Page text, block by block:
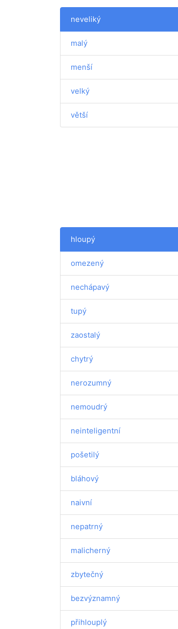
neveliký
malý
menší
velký
větší
hloupý
omezený
nechápavý
tupý
zaostalý
chytrý
nerozumný
nemoudrý
neinteligentní
pošetilý
bláhový
naivní
nepatrný
malicherný
zbytečný
bezvýznamný
přihlouplý